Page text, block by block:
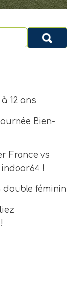
12 ans
Bien-
France vs
indoor64 !
double féminin